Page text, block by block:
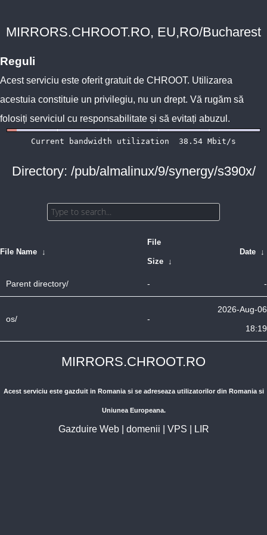
MIRRORS.CHROOT.RO, EU,RO/Bucharest
Reguli
Acest serviciu este oferit gratuit de CHROOT. Utilizarea
acestuia constituie un privilegiu, nu un drept. Vă rugăm să
folosiți serviciul cu responsabilitate și să evitați abuzul.
Directory: /pub/almalinux/9/synergy/s390x/
File Name ↓
File
Size ↓
Date ↓
Parent directory/ - -
os/ -
2026-Aug-06
18:19
MIRRORS.CHROOT.RO
Acest serviciu este gazduit in Romania si se adreseaza utilizatorilor din Romania si
Uniunea Europeana.
Gazduire Web| domenii VPS LIR